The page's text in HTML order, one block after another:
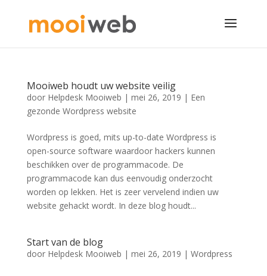
Mooiweb houdt uw website veilig
door Helpdesk Mooiweb | mei 26, 2019 | Een
gezonde Wordpress website
Wordpress is goed, mits up-to-date Wordpress is
open-source software waardoor hackers kunnen
beschikken over de programmacode. De
programmacode kan dus eenvoudig onderzocht
worden op lekken. Het is zeer vervelend indien uw
website gehackt wordt. In deze blog houdt...
Start van de blog
door Helpdesk Mooiweb | mei 26, 2019 | Wordpress